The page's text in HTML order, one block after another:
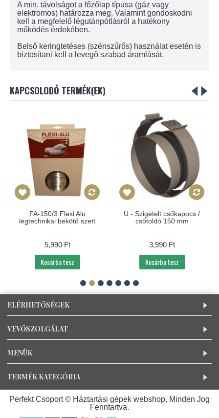
A min. távolságot a főzőlap típusa (gáz vagy
elektromos) határozza meg, Valamint gondoskodni
kell a megfelelő légutánpótlásról a hatékony
működés érdekében.
Belső keringtetéses (szénszűrős) használat esetén is
biztosítani kell a levegő szabad áramlását.
KAPCSOLODÓ TERMÉK(EK)
FA-150/3 Flexi Alu
légtechnikai bekötő szett
5,990 Ft
Kosárba tesz
U - Szigetelt csőkapocs /
csőtoldó 150 mm
3,990 Ft
Kosárba tesz
ELÉRHETŐSÉGEK
VEVŐSZOLGÁLAT
MENÜK
TERMÉK KATEGÓRIA
Perfekt Csoport © Háztartási gépek webshop, Minden Jog
Fenntartva.